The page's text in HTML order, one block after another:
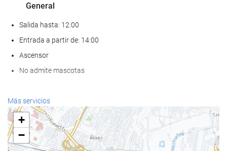
General
Salida hasta: 12:00
Entrada a partir de: 14:00
Ascensor
No admite mascotas
Bienestar
Spa
Hammam
Sauna
Más servicios
+
−